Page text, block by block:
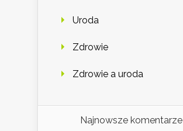
Uroda
Zdrowie
Zdrowie a uroda
Najnowsze komentarze